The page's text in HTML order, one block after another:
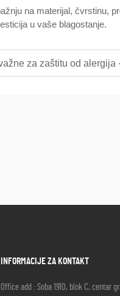
na materijal, čvrstinu,
u vaše blagostanje.
za zaštitu od alergija
INFORMACIJE ZA KONTAKT
Office add : Soba 1910, blok C, centar